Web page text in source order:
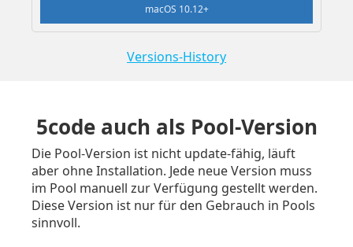
macOS 10.12+
Versions-History
5code auch als Pool-Version
Die Pool-Version ist nicht update-fähig, läuft
aber ohne Installation. Jede neue Version muss
im Pool manuell zur Verfügung gestellt werden.
Diese Version ist nur für den Gebrauch in Pools
sinnvoll.